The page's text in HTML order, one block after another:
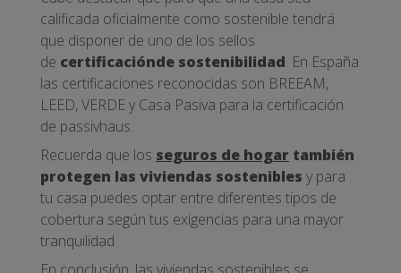
calificada oficialmente como sostenible tendrá
que disponer de uno de los sellos
de certificaciónde sostenibilidad. En España
las certificaciones reconocidas son BREEAM,
LEED, VERDE y Casa Pasiva para la certificación
de passivhaus.
Recuerda que los seguros de hogar también
protegen las viviendas sostenibles y para
tu casa puedes optar entre diferentes tipos de
cobertura según tus exigencias para una mayor
tranquilidad